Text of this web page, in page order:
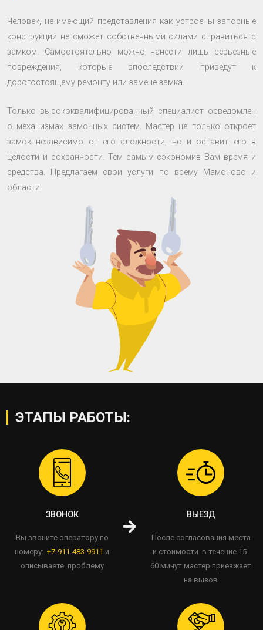
Человек, не имеющий представления как устроены запорные
конструкции не сможет собственными силами справиться с
замком. Самостоятельно можно нанести лишь серьезные
повреждения, которые впоследствии приведут к
дорогостоящему ремонту или замене замка.
Только высококвалифицированный специалист осведомлен
о механизмах замочных систем. Мастер не только откроет
замок независимо от его сложности, но и оставит его в
целости и сохранности. Тем самым сэкономив Вам время и
средства. Предлагаем свои услуги по всему Мамоново и
области.
ЭТАПЫ РАБОТЫ:
ЗВОНОК
Вы звоните оператору по
номеру: +7-911-483-9911 и
описываете проблему
ВЫЕЗД
После согласования места
и стоимости в течение 15-
60 минут мастер приезжает
на вызов